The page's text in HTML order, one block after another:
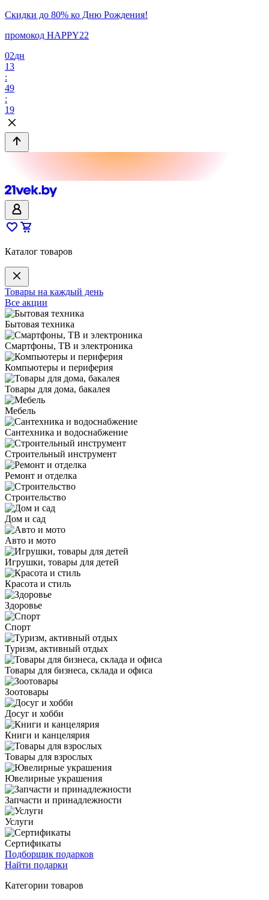
Скидки до 80% ко Дню Рождения!
промокод HAPPY22
02дн
13
:
49
:
19
Каталог товаров
Товары на каждый день
Все акции
Бытовая техника
Смартфоны, ТВ и электроника
Компьютеры и периферия
Товары для дома, бакалея
Мебель
Сантехника и водоснабжение
Строительный инструмент
Ремонт и отделка
Строительство
Дом и сад
Авто и мото
Игрушки, товары для детей
Красота и стиль
Здоровье
Спорт
Туризм, активный отдых
Товары для бизнеса, склада и офиса
Зоотовары
Досуг и хобби
Книги и канцелярия
Товары для взрослых
Ювелирные украшения
Запчасти и принадлежности
Услуги
Сертификаты
Подборщик подарков
Найти подарки
Категории товаров